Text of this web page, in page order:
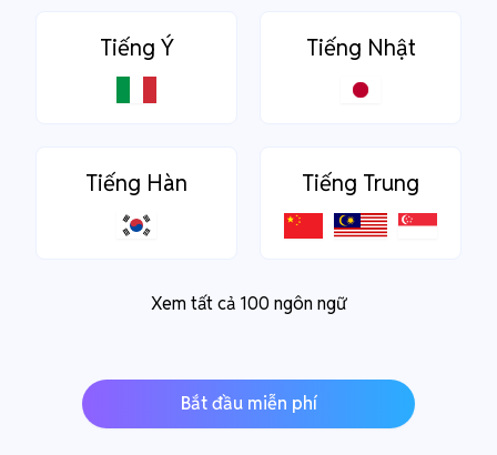
Tiếng Ý Tiếng Nhật
Tiếng Hàn Tiếng Trung
Xem tất cả 100 ngôn ngữ
Bắt đầu miễn phí